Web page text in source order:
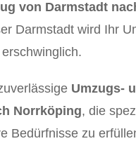
von Darmstadt
Darmstadt wird Ihr
Umzugs-
Norrköping, die
Bedürfnisse zu